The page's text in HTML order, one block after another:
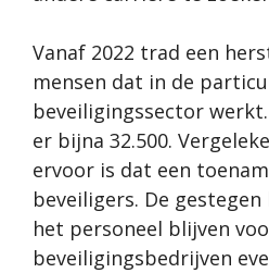
Vanaf 2022 trad een
mensen dat in de
beveiligingssector
er bijna 32.500.
ervoor is dat een
beveiligers. De
het personeel blijven
beveiligingsbedrijven